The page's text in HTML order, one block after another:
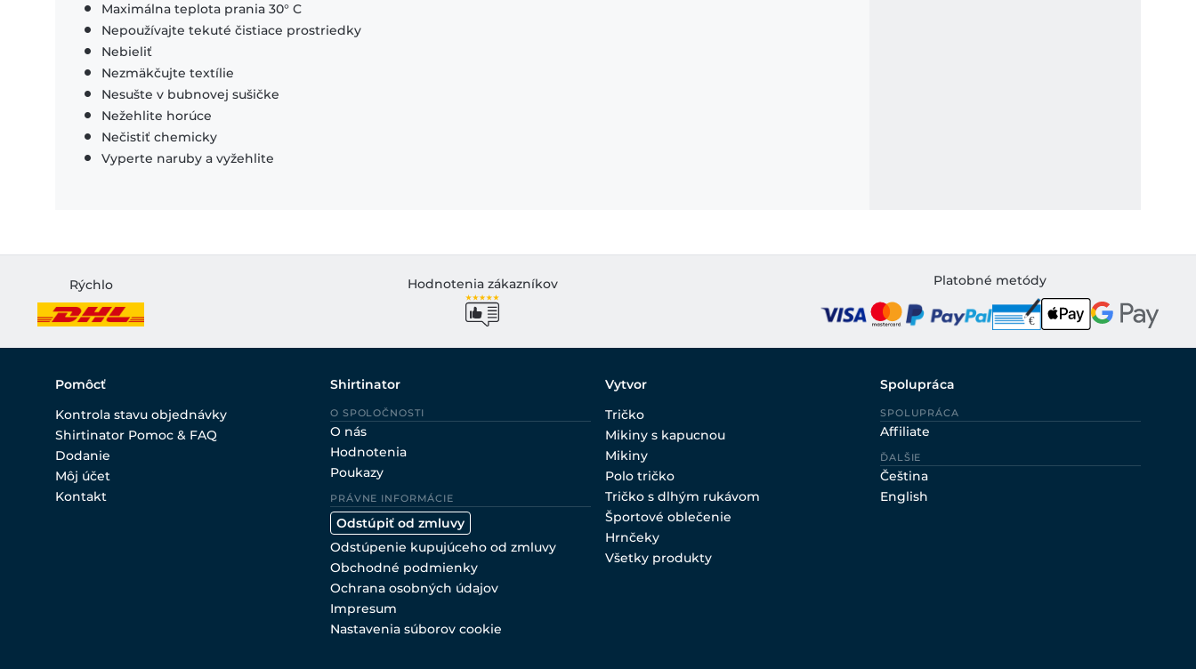
Maximálna teplota prania 30° C
Nepoužívajte tekuté čistiace prostriedky
Nebieliť
Nezmäkčujte textílie
Nesušte v bubnovej sušičke
Nežehlite horúce
Nečistiť chemicky
Vyperte naruby a vyžehlite
Rýchlo Hodnotenia zákazníkov Platobné metódy
Pomôcť
Kontrola stavu objednávky
Shirtinator Pomoc & FAQ
Dodanie
Môj účet
Kontakt
Shirtinator
O SPOLOČNOSTI
O nás
Hodnotenia
Poukazy
PRÁVNE INFORMÁCIE
Odstúpiť od zmluvy
Odstúpenie kupujúceho od zmluvy
Obchodné podmienky
Ochrana osobných údajov
Impresum
Nastavenia súborov cookie
Vytvor
Tričko
Mikiny s kapucnou
Mikiny
Polo tričko
Tričko s dlhým rukávom
Športové oblečenie
Hrnčeky
Všetky produkty
Spolupráca
SPOLUPRÁCA
Affiliate
ĎALŠIE
Čeština
English